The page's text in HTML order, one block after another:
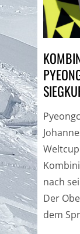
nach
Der
dem